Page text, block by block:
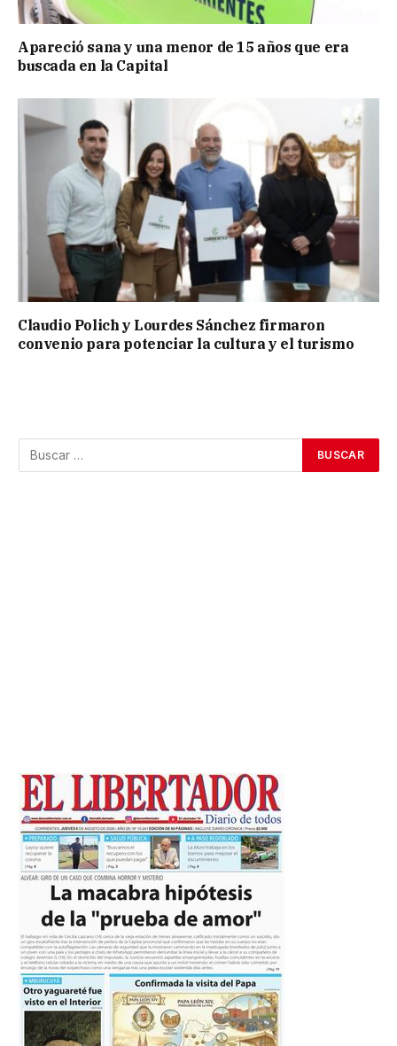
Apareció sana y una menor de 15 años que era
buscada en la Capital
Claudio Polich y Lourdes Sánchez firmaron
convenio para potenciar la cultura y el turismo